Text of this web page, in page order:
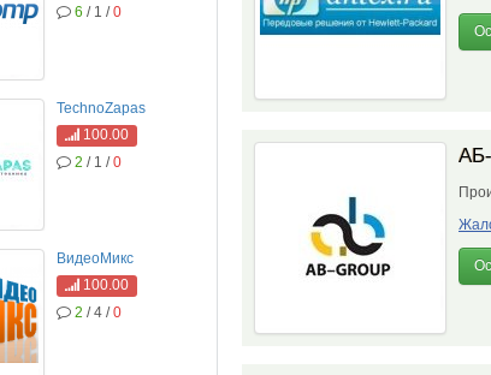
6 / 1 /0
TechnoZapas
100.00
2 / 1 /0
ВидеоМикс
100.00
2 / 4 /0